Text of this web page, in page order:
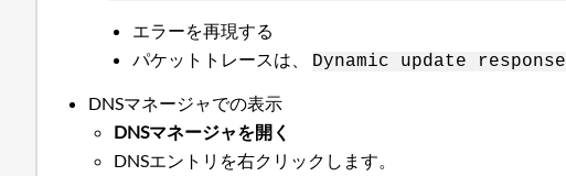
エラーを再現する
パケットトレースは、 Dynamic update response
DNSマネージャでの表示
DNSマネージャを開く
DNSエントリを右クリックします。